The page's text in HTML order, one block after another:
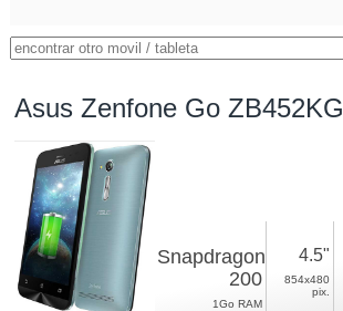
Asus Zenfone Go ZB452KG
Snapdragon
200
1Go RAM
4.5"
854x480
pix.